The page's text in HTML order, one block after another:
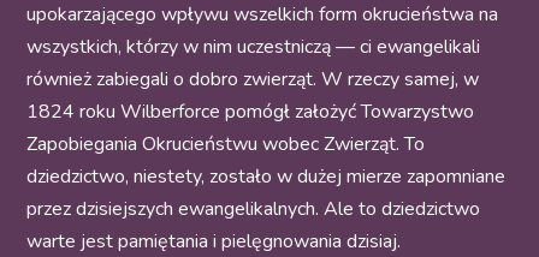
upokarzającego wpływu wszelkich form okrucieństwa na
wszystkich, którzy w nim uczestniczą — ci ewangelikali
również zabiegali o dobro zwierząt. W rzeczy samej, w
1824 roku Wilberforce pomógł założyć Towarzystwo
Zapobiegania Okrucieństwu wobec Zwierząt. To
dziedzictwo, niestety, zostało w dużej mierze zapomniane
przez dzisiejszych ewangelikalnych. Ale to dziedzictwo
warte jest pamiętania i pielęgnowania dzisiaj.